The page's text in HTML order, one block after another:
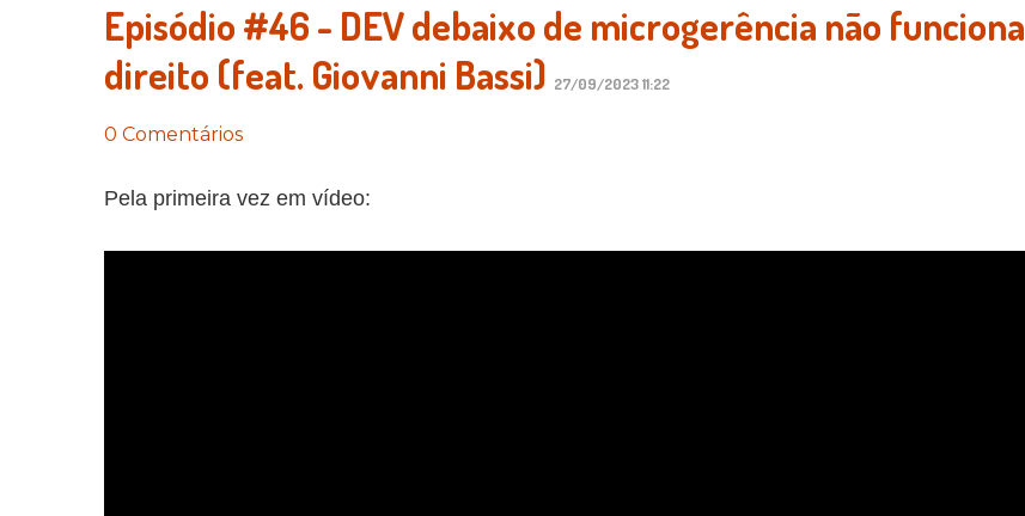
Episódio #46 - DEV debaixo de microgerência não funciona
direito (feat. Giovanni Bassi) 27/09/2023 11:22
0 Comentários
Pela primeira vez em vídeo: